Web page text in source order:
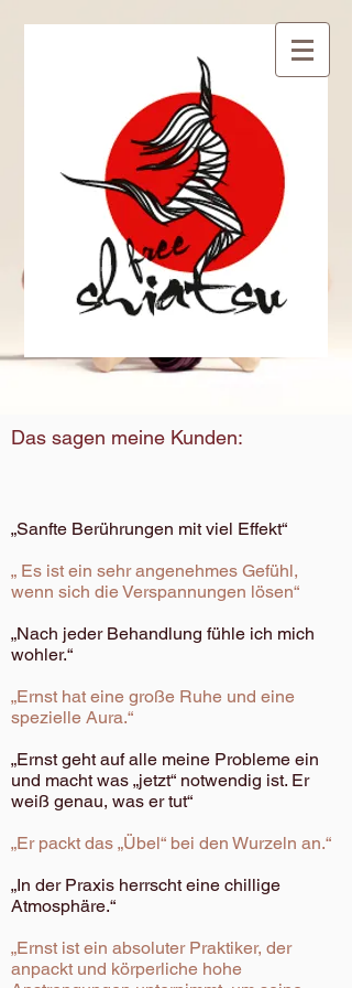
Das sagen meine Kunden:
„Sanfte Berührungen mit viel Effekt“
„ Es ist ein sehr angenehmes Gefühl,
wenn sich die Verspannungen lösen“
„Nach jeder Behandlung fühle ich mich
wohler.“
„Ernst hat eine große Ruhe und eine
spezielle Aura.“
„Ernst geht auf alle meine Probleme ein
und macht was „jetzt“ notwendig ist. Er
weiß genau, was er tut“
„Er packt das „Übel“ bei den Wurzeln an.“
„In der Praxis herrscht eine chillige
Atmosphäre.“
„Ernst ist ein absoluter Praktiker, der
anpackt und körperliche hohe